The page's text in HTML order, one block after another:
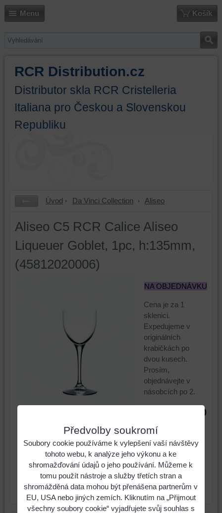
Menu Košík
RCR Distribution.cz
Distributor skla RCR Cristelleria
Italiana pro Českou a Slovenskou
Republiku
Úvod Da Vinci Collection Aliseo
Aliseo C5 RCR Calice Aliseo
Liqueuer Goblet, 1pc, h:135mm,
(45812020006)
NA OBJEDNÁVKU
Cena je za 1
sklenici.
Expedujeme v
originálních
krabičkách po
dvou kusech.
Prosím,
objednávejte v
násobcích po 2.
154,10
Cena: 186,40 Kčs DPH
ks Do košíku
Výrobce: RCR Cristalleria Italiana
Předvolby soukromí
Soubory cookie používáme k vylepšení vaší návštěvy
tohoto webu, k analýze jeho výkonu a ke
shromažďování údajů o jeho používání. Můžeme k
tomu použít nástroje a služby třetích stran a
shromážděná data mohou být přenášena partnerům v
EU, USA nebo jiných zemích. Kliknutím na „Přijmout
všechny soubory cookie“ vyjadřujete svůj souhlas s